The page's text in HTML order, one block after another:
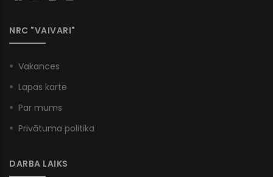
NRC "VAIVARI"
Vakances
Lapas karte
Par mums
Privātuma politika
DARBA LAIKS